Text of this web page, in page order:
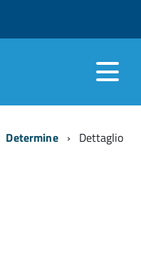
Determine Dettaglio